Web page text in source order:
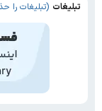
تبلیغات (تبلیغات را